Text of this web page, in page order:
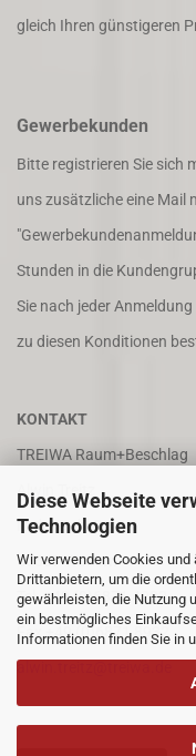
Diese Webseite
Technologien
Wir verwenden Cookies
Drittanbietern, um die
gewährleisten, die Nutzung
ein bestmögliches
Informationen finden Sie in
gleich Ihren günstigeren
Gewerbekunden
Bitte registrieren Sie sich
uns zusätzliche eine Mail
Stunden in die
Sie nach jeder
zu diesen Konditionen
KONTAKT
TREIWA Raum+Beschlag
Alwin Treitz
In der Puhl 8
66687 Wadern
Tel. +49 (0)6871 4202
Fax +49 (0)6871 8932
alwin.treitz@treiwa.de